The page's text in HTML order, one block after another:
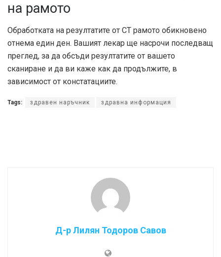
на рамото
Обработката на резултатите от CT рамото обикновено
отнема един ден. Вашият лекар ще насрочи последващ
преглед, за да обсъди резултатите от вашето
сканиране и да ви каже как да продължите, в
зависимост от констатациите.
Tags: здравен наръчник здравна информация
Д-р Лилян Тодоров Савов